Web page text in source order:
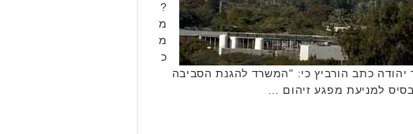
?
מ
מ
כ
יהודה כתב הורביץ כי: "המשרד להגנת הסביבה